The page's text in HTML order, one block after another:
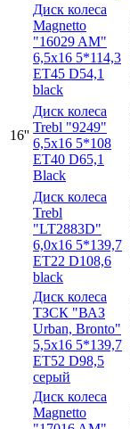
16''
Диск колеса
Magnetto
"16029 AM"
6,5x16 5*114,3
ET45 D54,1
black
Диск колеса
Trebl "9249"
6,5х16 5*108
ET40 D65,1
Black
Диск колеса
Trebl
"LT2883D"
6,0x16 5*139,7
ET22 D108,6
black
Диск колеса
ТЗСК "ВАЗ
Urban, Bronto"
5,5x16 5*139,7
ET52 D98,5
серый
Диск колеса
Magnetto